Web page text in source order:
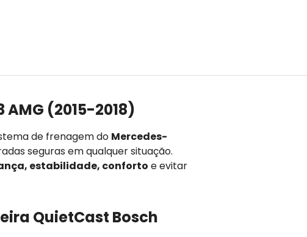
(2015-2018)
de frenagem do Mercedes-
seguras em qualquer situação.
estabilidade, conforto e evitar
QuietCast Bosch